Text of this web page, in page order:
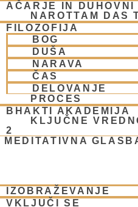
AČARJE IN
NAROTTAM DAS
FILOZOFIJA
BOG
DUŠA
NARAVA
ČAS
DELOVANJE
PROCES
BHAKTI AKADEMIJA
KLJUČNE
2
MEDITATIVNA
IZOBRAŽEVANJE
VKLJUČI SE